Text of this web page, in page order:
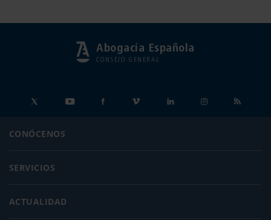
Abogacía Española
CONSEJO GENERAL
CONÓCENOS
SERVICIOS
ACTUALIDAD